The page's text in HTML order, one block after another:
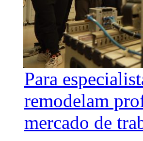
Para
remodelam
mercado de